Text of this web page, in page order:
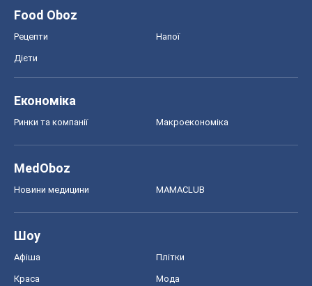
Food Oboz
Рецепти Напої
Дієти
Економіка
Ринки та компанії Макроекономіка
MedOboz
Новини медицини MAMACLUB
Шоу
Афіша Плітки
Краса Мода